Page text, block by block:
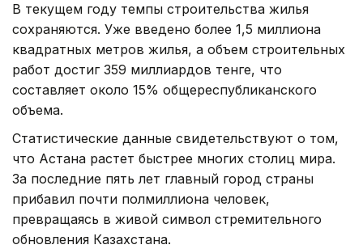
В текущем году темпы строительства жилья
сохраняются. Уже введено более 1,5 миллиона
квадратных метров жилья, а объем строительных
работ достиг 359 миллиардов тенге, что
составляет около 15% общереспубликанского
объема.
Статистические данные свидетельствуют о том,
что Астана растет быстрее многих столиц мира.
За последние пять лет главный город страны
прибавил почти полмиллиона человек,
превращаясь в живой символ стремительного
обновления Казахстана.